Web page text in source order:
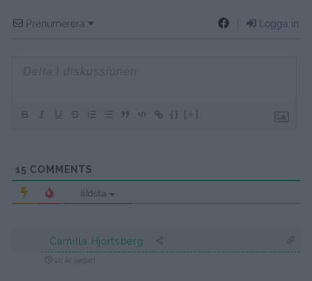
Prenumerera Logga in
{} [+]
15 COMMENTS
äldsta
Camilla Hjortsberg
10 år sedan